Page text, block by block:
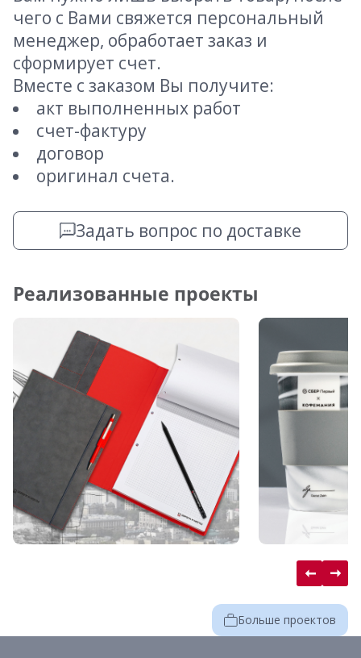
чего с Вами свяжется персональный
менеджер, обработает заказ и
сформирует счет.
Вместе с заказом Вы получите:
акт выполненных работ
счет-фактуру
договор
оригинал счета.
Задать вопрос по доставке
Реализованные проекты
Больше проектов